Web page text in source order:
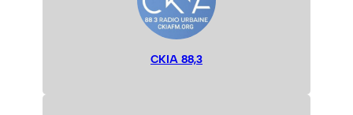
CKIA 88,3